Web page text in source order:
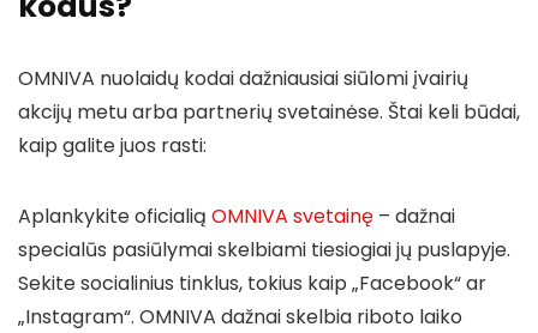
OMNIVA nuolaidų kodai dažniausiai siūlomi įvairių
akcijų metu arba partnerių svetainėse. Štai keli būdai,
kaip galite juos rasti:
Aplankykite oficialią OMNIVA svetainę – dažnai
specialūs pasiūlymai skelbiami tiesiogiai jų puslapyje.
Sekite socialinius tinklus, tokius kaip „Facebook“ ar
„Instagram“. OMNIVA dažnai skelbia riboto laiko